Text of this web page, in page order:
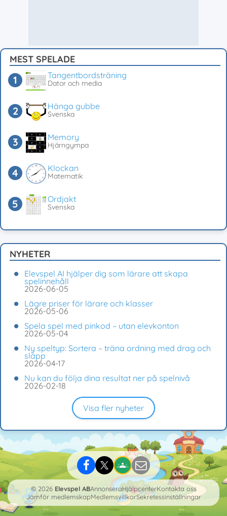
MEST SPELADE
Tangentbordsträning
Dator och media
Hänga gubbe
Svenska
Memory
Hjärngympa
Klockan
Matematik
Ordjakt
Svenska
NYHETER
Elevspel AI hjälper dig som lärare att skapa
spelinnehåll
2026-06-05
Lägre priser för lärare och klasser
2026-05-06
Spela spel med pinkod – utan elevkonton
2026-05-04
Ny speltyp: Sortera – träna ordning med drag och
släpp
2026-04-17
Nu kan du följa dina resultat ner på spelnivå
2026-02-18
Visa fler nyheter
© 2026 Elevspel ABAnnonseraHjälpcenterKontakta oss
Jämför medlemskapMedlemsvillkorSekretessinställningar